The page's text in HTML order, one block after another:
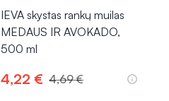
IEVA skystas rankų muilas
MEDAUS IR AVOKADO,
500 ml
4,22 € 4,69 €